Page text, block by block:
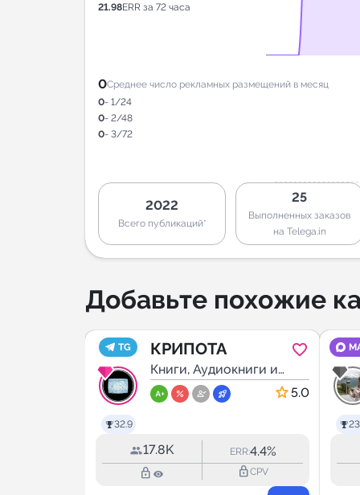
21.98ERR за 72 часа
0Среднее число рекламных размещений в месяц
0- 1/24
0- 2/48
0- 3/72
2022
Всего публикаций*
25
Выполненных заказов
на Telega.in
Добавьте похожие
TG
32.9
КРИПОТА
Книги, Аудиокниги и
Подкасты
5.0
17.8K ERR:4.4%
lock_outline lock_outlineCPV